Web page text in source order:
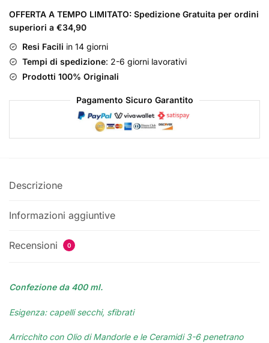
ML
-
quantità
OFFERTA A TEMPO LIMITATO: Spedizione Gratuita per ordini
superiori a €34,90
Resi Facili in 14 giorni
Tempi di spedizione: 2-6 giorni lavorativi
Prodotti 100% Originali
Pagamento Sicuro Garantito
Descrizione
Informazioni aggiuntive
Recensioni 0
Confezione da 400 ml.
Esigenza: capelli secchi, sfibrati
Arricchito con Olio di Mandorle e le Ceramidi 3-6 penetrano